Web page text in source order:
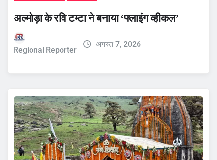
अल्मोड़ा के रवि टम्टा ने बनाया ‘फ्लाइंग व्हीकल’
Regional Reporter
अगस्त 7, 2026